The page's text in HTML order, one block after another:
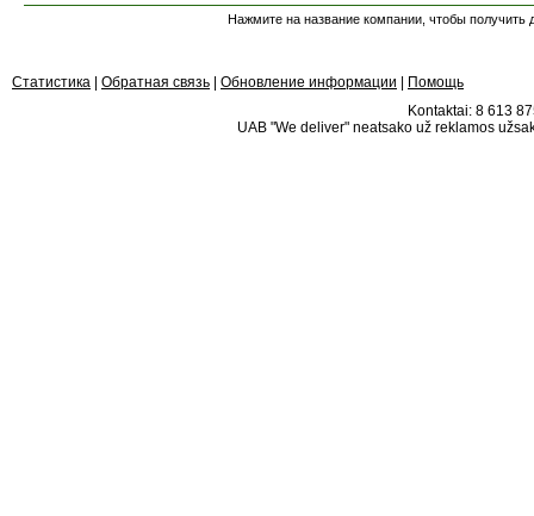
Нажмите на название компании, чтобы получить
Статистика Обратная связь Обновление информации
Помощь
Kontaktai: 8 613
UAB "We deliver" neatsako už reklamos